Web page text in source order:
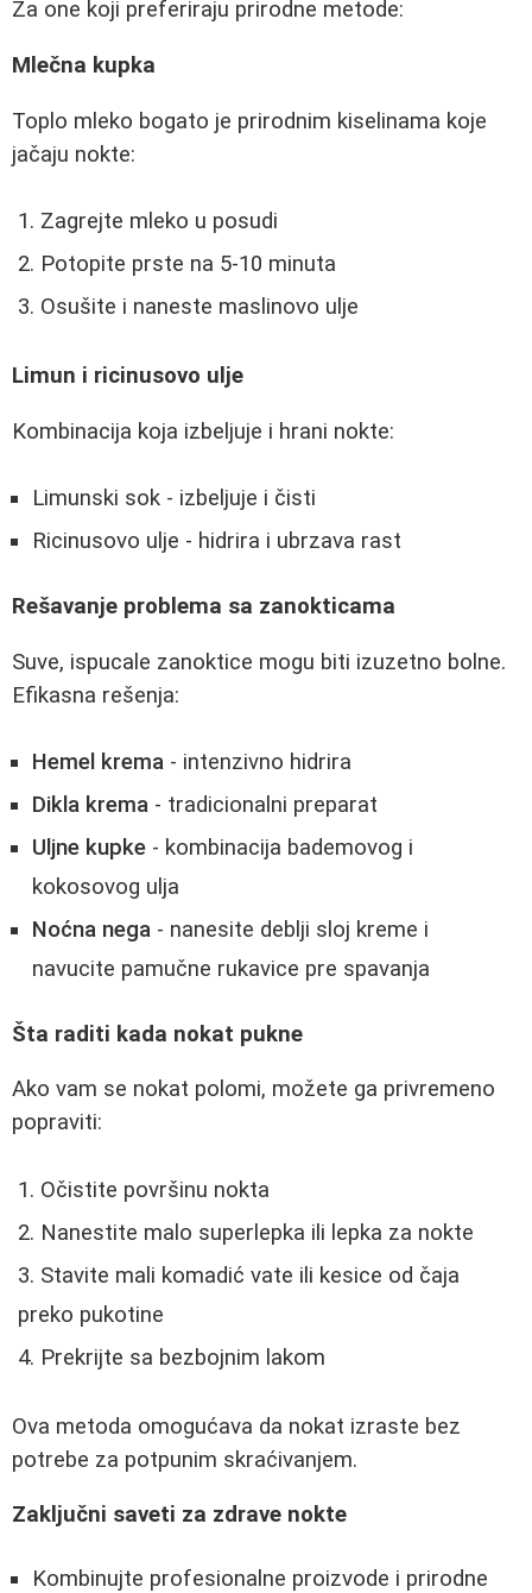
Za one koji preferiraju prirodne metode:
Mlečna kupka
Toplo mleko bogato je prirodnim kiselinama koje
jačaju nokte:
Zagrejte mleko u posudi
Potopite prste na 5-10 minuta
Osušite i naneste maslinovo ulje
Limun i ricinusovo ulje
Kombinacija koja izbeljuje i hrani nokte:
Limunski sok - izbeljuje i čisti
Ricinusovo ulje - hidrira i ubrzava rast
Rešavanje problema sa zanokticama
Suve, ispucale zanoktice mogu biti izuzetno bolne.
Efikasna rešenja:
Hemel krema - intenzivno hidrira
Dikla krema - tradicionalni preparat
Uljne kupke - kombinacija bademovog i
kokosovog ulja
Noćna nega - nanesite deblji sloj kreme i
navucite pamučne rukavice pre spavanja
Šta raditi kada nokat pukne
Ako vam se nokat polomi, možete ga privremeno
popraviti:
Očistite površinu nokta
Nanestite malo superlepka ili lepka za nokte
Stavite mali komadić vate ili kesice od čaja
preko pukotine
Prekrijte sa bezbojnim lakom
Ova metoda omogućava da nokat izraste bez
potrebe za potpunim skraćivanjem.
Zaključni saveti za zdrave nokte
Kombinujte profesionalne proizvode i prirodne